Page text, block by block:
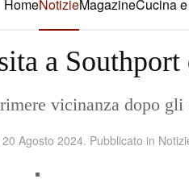
HomeNotizieMagazineCucina
a Southport
vicinanza dopo
20 Agosto 2024. Pubblicato in